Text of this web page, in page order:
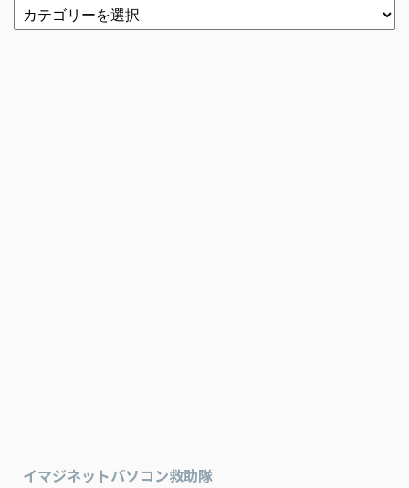
イマジネットパソコン救助隊